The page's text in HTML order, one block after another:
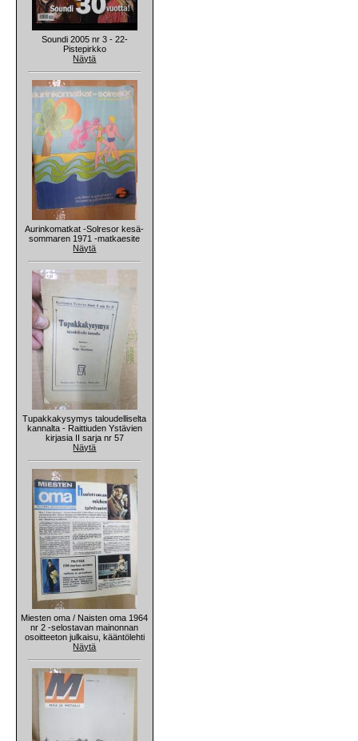
Soundi 2005 nr 3 - 22-
Pistepirkko
Näytä
Aurinkomatkat -Solresor kesä-
sommaren 1971 -matkaesite
Näytä
Tupakkakysymys taloudelliselta
kannalta - Raittiuden Ystävien
kirjasia II sarja nr 57
Näytä
Miesten oma / Naisten oma 1964
nr 2 -selostavan mainonnan
osoitteeton julkaisu, kääntölehti
Näytä